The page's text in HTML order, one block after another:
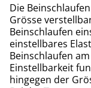
Die
Grösse
Beinschlaufen
einstellbares
Beinschlaufen
Einstellbarkeit
hingegen der